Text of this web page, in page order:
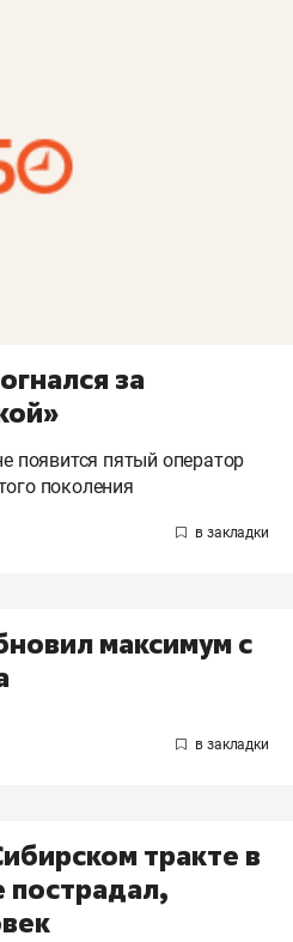
за
появится пятый оператор
поколения
максимум с
тракте в
пострадал,